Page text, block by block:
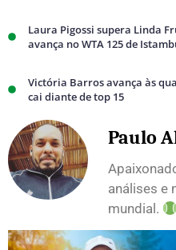
Laura Pigossi supera Linda
avança no WTA 125 de
Victória Barros avança às
cai diante de top 15
Paulo
análises e
mundial.